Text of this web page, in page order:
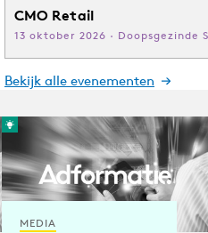
CMO Retail
13 oktober 2026 · Doopsgezinde
Bekijk alle evenementen
MEDIA